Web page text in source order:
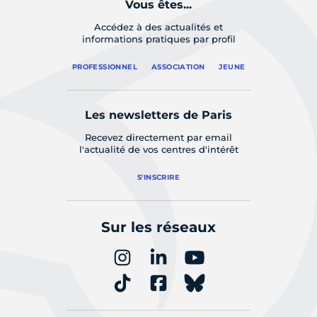
Vous êtes...
Accédez à des actualités et
informations pratiques par profil
PROFESSIONNEL ASSOCIATION JEUNE
Les newsletters de Paris
Recevez directement par email
l'actualité de vos centres d'intérêt
S'INSCRIRE
Sur les réseaux